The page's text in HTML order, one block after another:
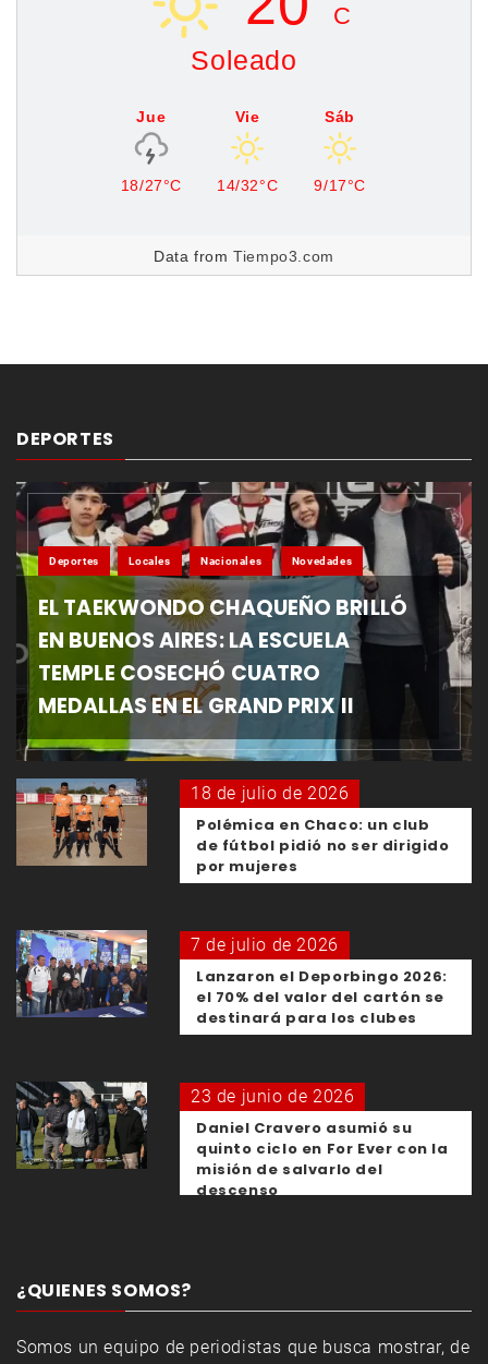
C
Soleado
Jue
18/27°C
Vie
14/32°C
Sáb
9/17°C
Data fromTiempo3.com
DEPORTES
Deportes Locales Nacionales Novedades
EL TAEKWONDO CHAQUEÑO BRILLÓ
EN BUENOS AIRES: LA ESCUELA
TEMPLE COSECHÓ CUATRO
MEDALLAS EN EL GRAND PRIX II
18 de julio de 2026
Polémica en Chaco: un club
de fútbol pidió no ser dirigido
por mujeres
7 de julio de 2026
Lanzaron el Deporbingo 2026:
el 70% del valor del cartón se
destinará para los clubes
23 de junio de 2026
Daniel Cravero asumió su
quinto ciclo en For Ever con la
misión de salvarlo del
descenso
¿QUIENES SOMOS?
Somos un equipo de periodistas que busca mostrar, de